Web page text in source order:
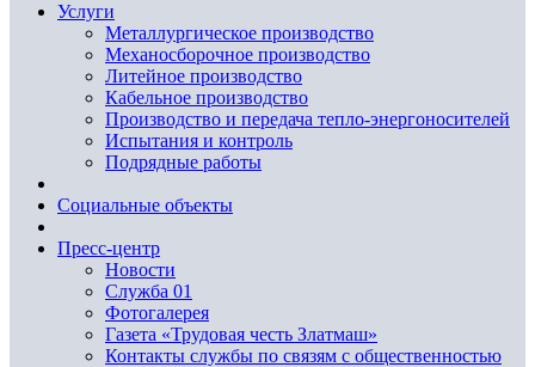
Услуги
Металлургическое производство
Механосборочное производство
Литейное производство
Кабельное производство
Производство и передача тепло-энергоносителей
Испытания и контроль
Подрядные работы
Социальные объекты
Пресс-центр
Новости
Служба 01
Фотогалерея
Газета «Трудовая честь Златмаш»
Контакты службы по связям с общественностью